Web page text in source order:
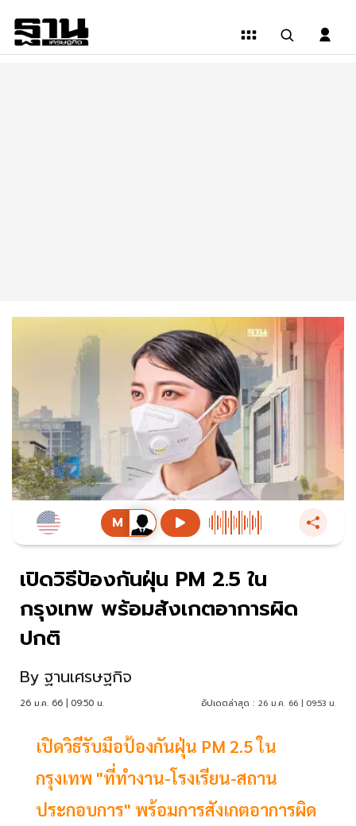
เปิดวิธีป้องกันฝุ่น PM 2.5 ใน
กรุงเทพ พร้อมสังเกตอาการผิด
ปกติ
By ฐานเศรษฐกิจ
26 ม.ค. 66 | 09:50 น. อัปเดตล่าสุด : 26 ม.ค. 66 | 09:53 น.
เปิดวิธีรับมือป้องกันฝุ่น PM 2.5 ใน
กรุงเทพ "ที่ทำงาน-โรงเรียน-สถาน
ประกอบการ" พร้อมการสังเกตอาการผิด